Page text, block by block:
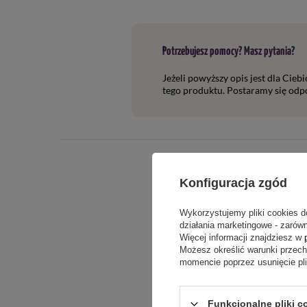
Potrzebujesz pomocy? Masz pytania?
Jeżeli powyższy opis jest dla
tego produktu. Postaramy się
Konfiguracja zgód
Wykorzystujemy pliki cookies
działania marketingowe -
Więcej informacji znajdziesz w
Możesz określić warunki
momencie poprzez usunięcie
Funkcjonalne pliki